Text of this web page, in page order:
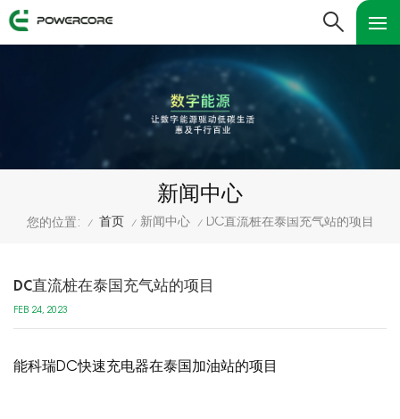
新闻中心
您的位置: / 首页 / 新闻中心 / DC直流桩在泰国充气站的项目
DC直流桩在泰国充气站的项目
FEB 24, 2023
能科瑞DC快速充电器在泰国加油站的项目